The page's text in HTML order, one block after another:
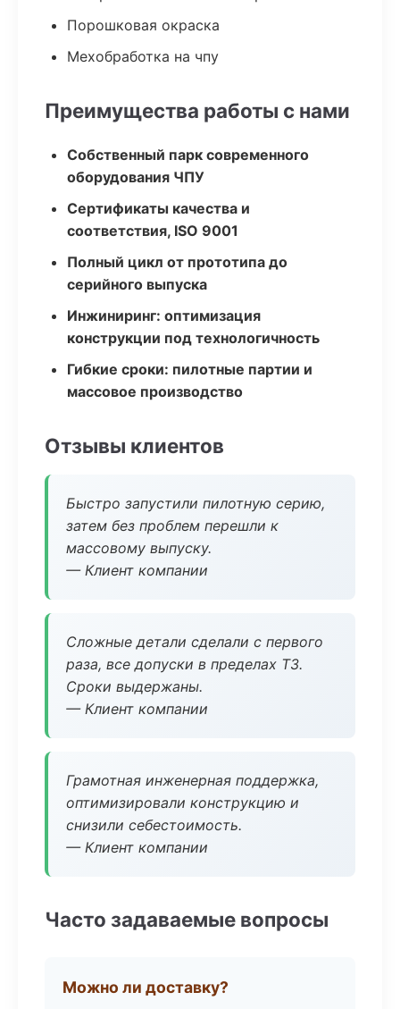
Порошковая окраска
Мехобработка на чпу
Преимущества работы с нами
Собственный парк современного
оборудования ЧПУ
Сертификаты качества и
соответствия, ISO 9001
Полный цикл от прототипа до
серийного выпуска
Инжиниринг: оптимизация
конструкции под технологичность
Гибкие сроки: пилотные партии и
массовое производство
Отзывы клиентов
Быстро запустили пилотную серию,
затем без проблем перешли к
массовому выпуску.
— Клиент компании
Сложные детали сделали с первого
раза, все допуски в пределах ТЗ.
Сроки выдержаны.
— Клиент компании
Грамотная инженерная поддержка,
оптимизировали конструкцию и
снизили себестоимость.
— Клиент компании
Часто задаваемые вопросы
Можно ли доставку?